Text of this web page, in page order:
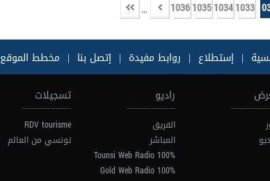
1033
1034
1035
1036
...
| إستطلاع | روابط مفيدة | إتصل بنا | مخطط الموقع
راديو
الفريق
المباشر
100% Tounsi Web Radio
100% Gold Web Radio
تسجيلات
RDV tourisme
تونسي من العالم